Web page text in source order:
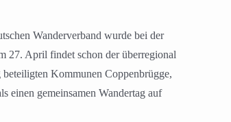
Wanderverband wurde bei der
27. April findet schon der überregional
Kommunen Coppenbrügge,
einen gemeinsamen Wandertag auf